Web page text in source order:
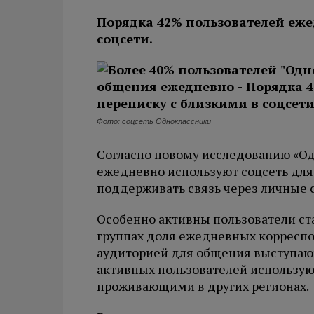
Порядка 42% пользователей
соцсети.
Фото: соцсеть Одноклассники
Согласно новому исследованию
ежедневно используют соцсеть
поддерживать связь через
Особенно активны пользователи
группах доля ежедневных
аудиторией для общения
активных пользователей
проживающими в других регионах.